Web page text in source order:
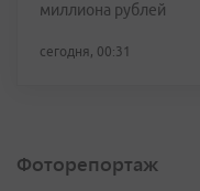
миллиона рублей
сегодня, 00:31
Фоторепортаж